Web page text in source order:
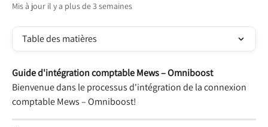
Mis à jour il y a plus de 3 semaines
Table des matières
Guide d'intégration comptable Mews – Omniboost
Bienvenue dans le processus d'intégration de la connexion
comptable Mews – Omniboost!